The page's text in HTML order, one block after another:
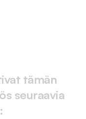
tämän
seuraavia